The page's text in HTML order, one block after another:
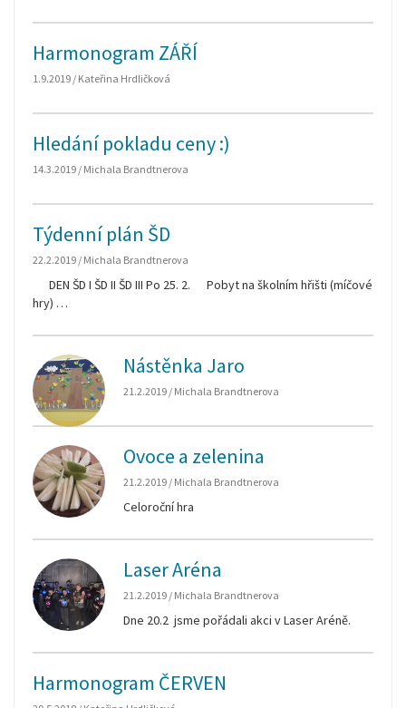
Harmonogram ZÁŘÍ
1.9.2019 / Kateřina Hrdličková
Hledání pokladu ceny :)
14.3.2019 / Michala Brandtnerova
Týdenní plán ŠD
22.2.2019 / Michala Brandtnerova
DEN ŠD I ŠD II ŠD III Po 25. 2. Pobyt na školním hřišti (míčové
hry) …
Nástěnka Jaro
21.2.2019 / Michala Brandtnerova
Ovoce a zelenina
21.2.2019 / Michala Brandtnerova
Celoroční hra
Laser Aréna
21.2.2019 / Michala Brandtnerova
Dne 20.2 jsme pořádali akci v Laser Aréně.
Harmonogram ČERVEN